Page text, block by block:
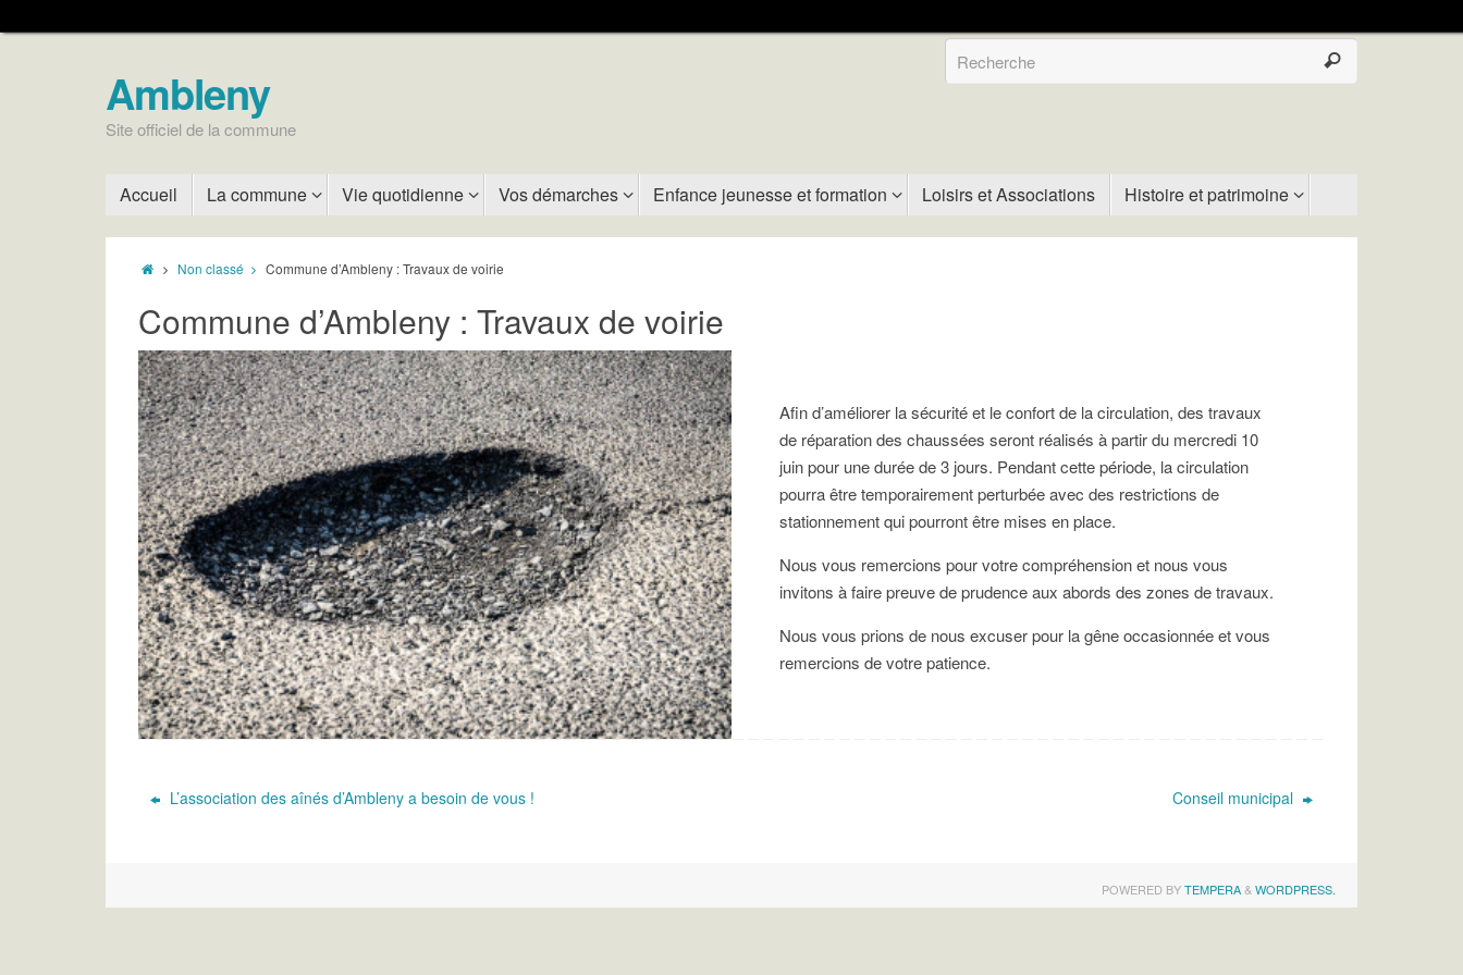
Ambleny
Site officiel de la commune
Accueil La commune Vie quotidienne Vos démarches Enfance jeunesse et formation Loisirs et Associations Histoire et patrimoine
Non classé Commune d’Ambleny : Travaux de voirie
Commune d’Ambleny : Travaux de voirie
Afin d’améliorer la sécurité et le confort de la circulation, des travaux
de réparation des chaussées seront réalisés à partir du mercredi 10
juin pour une durée de 3 jours. Pendant cette période, la circulation
pourra être temporairement perturbée avec des restrictions de
stationnement qui pourront être mises en place.
Nous vous remercions pour votre compréhension et nous vous
invitons à faire preuve de prudence aux abords des zones de travaux.
Nous vous prions de nous excuser pour la gêne occasionnée et vous
remercions de votre patience.
L’association des aînés d’Ambleny a besoin de vous ! Conseil municipal
POWERED BYTEMPERA& WORDPRESS.